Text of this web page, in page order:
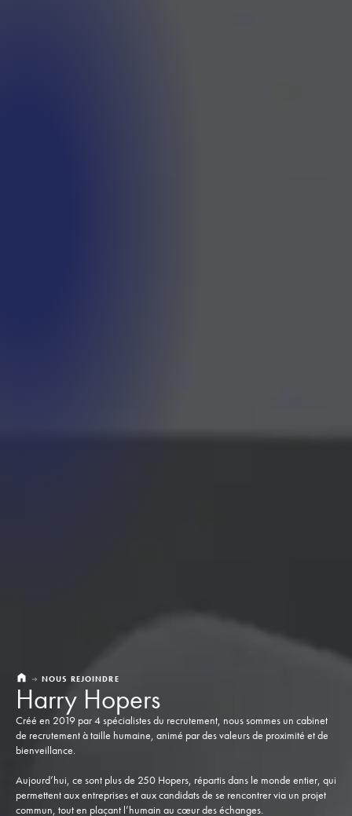
NOUS REJOINDRE
Harry Hopers
Créé en 2019 par 4 spécialistes du recrutement, nous sommes un cabinet
de recrutement à taille humaine, animé par des valeurs de proximité et de
bienveillance.
Aujourd’hui, ce sont plus de 250 Hopers, répartis dans le monde entier, qui
permettent aux entreprises et aux candidats de se rencontrer via un projet
commun, tout en plaçant l’humain au cœur des échanges.